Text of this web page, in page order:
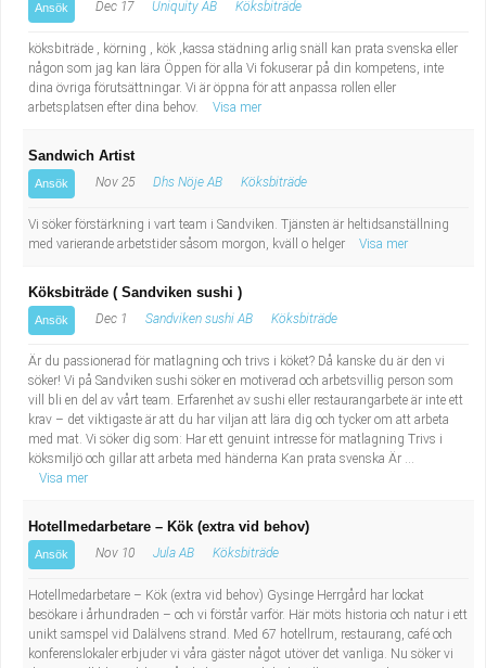
Installation, drift, underhåll
Kropps- och skönhetsvård
Kultur, media, design
Militärt arbete
Naturbruk
Pedagogiskt arbete
Sanering och renhållning
Socialt arbete
Säkerhetsarbete
Tekniskt arbete
Transport
Tandsköterska
Budbilsförare
Tidningsbud/Tidningsdistributör
Lärare i fritidshem/Fritidspedagog
Taxiförare/Taxichaufför
sekreterare
Lastbilsförare m.fl.
Fastighetsskötare
Informatör/Kommunikatör
Brevbärare
Sjuksköterska, grundutbildad
Kock, storhushåll
Ansök Dec 17 Uniquity AB Köksbiträde
köksbiträde , körning , kök ,kassa städning arlig snäll kan prata svenska eller
någon som jag kan lära Öppen för alla Vi fokuserar på din kompetens, inte
dina övriga förutsättningar. Vi är öppna för att anpassa rollen eller
arbetsplatsen efter dina behov.
Visa mer
Sandwich Artist
Ansök Nov 25 Dhs Nöje AB Köksbiträde
Vi söker förstärkning i vart team i Sandviken. Tjänsten är heltidsanställning
med varierande arbetstider såsom morgon, kväll o helger
Visa mer
Köksbiträde ( Sandviken sushi )
Ansök Dec 1 Sandviken sushi AB Köksbiträde
Är du passionerad för matlagning och trivs i köket? Då kanske du är den vi
söker! Vi på Sandviken sushi söker en motiverad och arbetsvillig person som
vill bli en del av vårt team. Erfarenhet av sushi eller restaurangarbete är inte ett
krav – det viktigaste är att du har viljan att lära dig och tycker om att arbeta
med mat. Vi söker dig som: Har ett genuint intresse för matlagning Trivs i
köksmiljö och gillar att arbeta med händerna Kan prata svenska Är ...
Visa mer
Hotellmedarbetare – Kök (extra vid behov)
Ansök Nov 10 Jula AB Köksbiträde
Hotellmedarbetare – Kök (extra vid behov) Gysinge Herrgård har lockat
besökare i århundraden – och vi förstår varför. Här möts historia och natur i ett
unikt samspel vid Dalälvens strand. Med 67 hotellrum, restaurang, café och
konferenslokaler erbjuder vi våra gäster något utöver det vanliga. Nu söker vi